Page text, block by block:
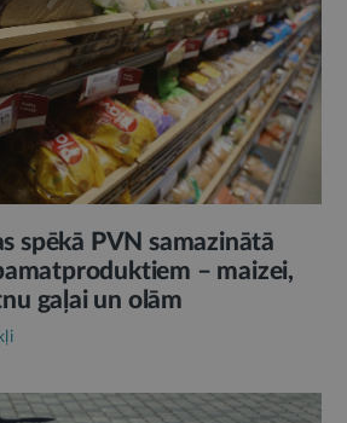
spēkā PVN samazinātā
– maizei,
gaļai un olām